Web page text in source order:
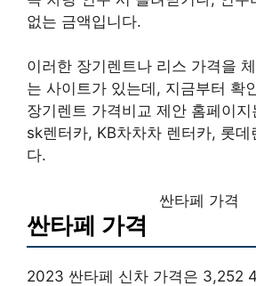
없는 금액입니다.
이러한 장기렌트나 리스 가격을
는 사이트가 있는데, 지금부터 확
장기렌트 가격비교 제안 홈페이
sk렌터카, KB차차차 렌터카, 롯데
다.
싼타페 가격
싼타페 가격
2023 싼타페 신차 가격은 3,252